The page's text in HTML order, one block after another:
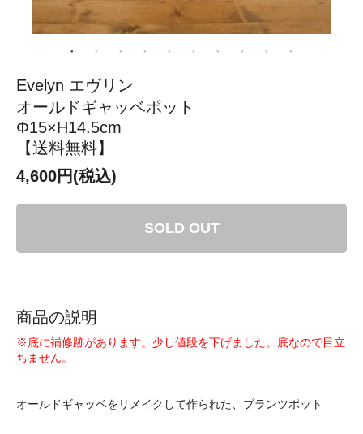
Evelyn エヴリン
オールドギャッベポット
Φ15×H14.5cm
【送料無料】
4,600円(税込)
SOLD OUT
商品の説明
※底に補修跡があります。少し値段を下げました。底なので目立
ちません。
オールドギャッベをリメイクして作られた、プランツポット